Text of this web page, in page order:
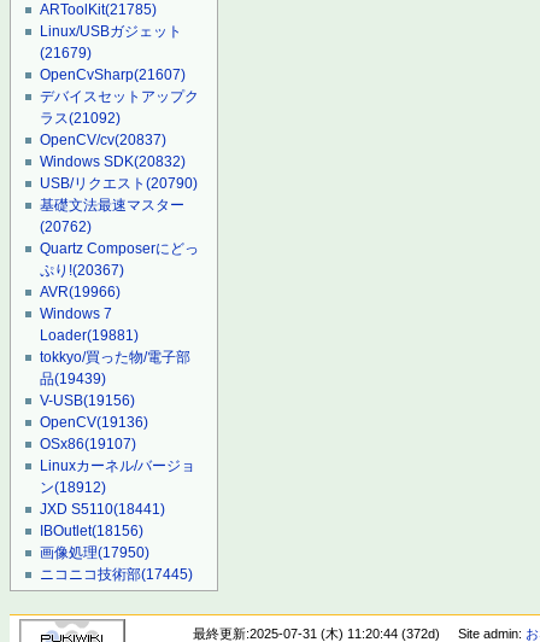
ARToolKit(21785)
Linux/USBガジェット
(21679)
OpenCvSharp(21607)
デバイスセットアップク
ラス(21092)
OpenCV/cv(20837)
Windows SDK(20832)
USB/リクエスト(20790)
基礎文法最速マスター
(20762)
Quartz Composerにどっ
ぷり!(20367)
AVR(19966)
Windows 7
Loader(19881)
tokkyo/買った物/電子部
品(19439)
V-USB(19156)
OpenCV(19136)
OSx86(19107)
Linuxカーネル/バージョ
ン(18912)
JXD S5110(18441)
IBOutlet(18156)
画像処理(17950)
ニコニコ技術部(17445)
最終更新:2025-07-31 (木) 11:20:44 (372d) Site admin: